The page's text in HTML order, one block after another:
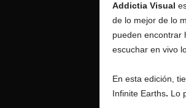
Addictia Visual
de lo mejor de lo
pueden encontrar
escuchar en vivo
En esta edición,
Infinite Earths. Lo